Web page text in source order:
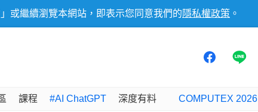
或繼續瀏覽本網站，即表示您同意我們的 隱私權政策 。
課程 #AI ChatGPT 深度有料 COMPUTEX 2026